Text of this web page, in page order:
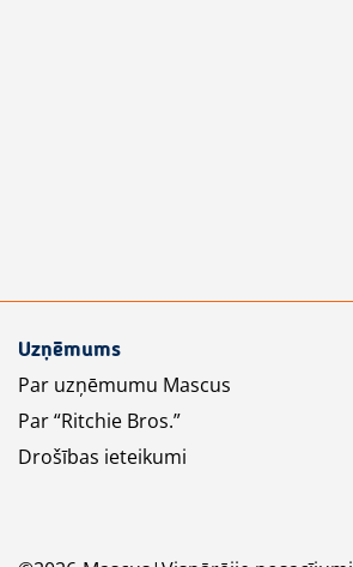
Uzņēmums
Par uzņēmumu Mascus
Par “Ritchie Bros.”
Drošības ieteikumi